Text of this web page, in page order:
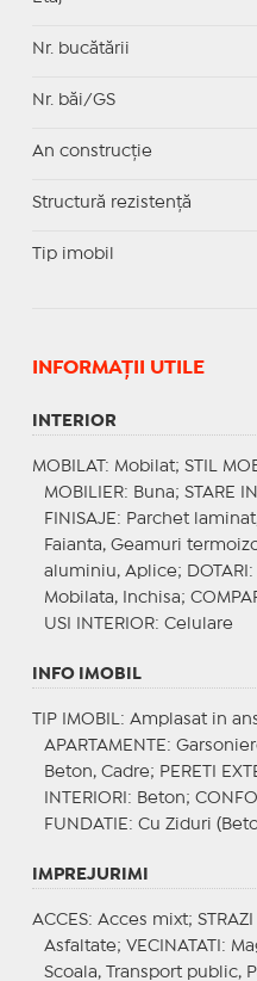
Nr. bucătării
Nr. băi/GS
An construcție
Structură rezistență
Tip imobil
INFORMAŢII UTILE
INTERIOR
MOBILAT : Mobilat; STIL
MOBILIER: Buna; STARE
FINISAJE : Parchet
Faianta, Geamuri
aluminiu, Aplice;
DOTARI :
Mobilata, Inchisa;
USI INTERIOR: Celulare
INFO IMOBIL
TIP IMOBIL : Amplasat in
APARTAMENTE :
Beton, Cadre; PERETI
INTERIORI : Beton;
FUNDATIE : Cu Ziduri
IMPREJURIMI
ACCES: Acces mixt;
Asfaltate; VECINATATI :
Scoala, Transport public,